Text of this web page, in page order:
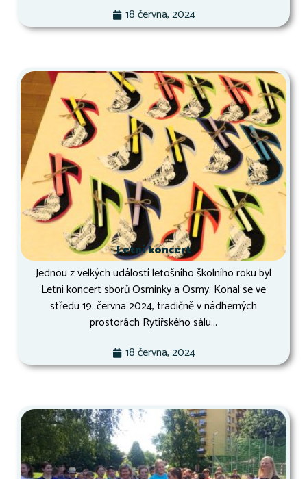
18 června, 2024
Letní koncert
Jednou z velkých událostí letošního školního roku byl
Letní koncert sborů Osminky a Osmy. Konal se ve
středu 19. června 2024, tradičně v nádherných
prostorách Rytířského sálu...
18 června, 2024